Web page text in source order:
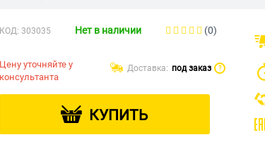
КОД: 303035 Нет в наличии (0)
Цену уточняйте у
консультанта
Доставка: под заказ ?
КУПИТЬ